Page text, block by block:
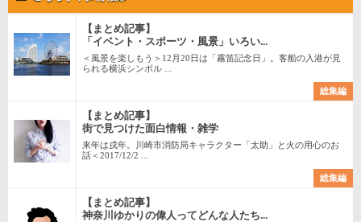
【まとめ記事】
「イベント・スポーツ・風景」いろい...
＜風景を楽しもう＞12月20日は「霧笛記念日」。客船の入港が見
られる横浜シンボル ...
総集編
【まとめ記事】
街で見つけた面白情報・雑学
来年は戌年。川崎市消防局キャラクター「太助」と火の用心のお
話＜2017/12/2 ...
総集編
【まとめ記事】
神奈川ゆかりの偉人ってどんな人たち...